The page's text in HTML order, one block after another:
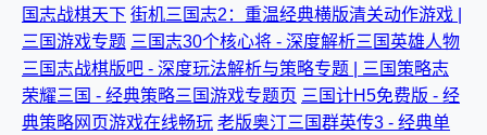
国志战棋天下 街机三国志2：重温经典横版清关动作游戏 |
三国游戏专题 三国志30个核心将 - 深度解析三国英雄人物
三国志战棋版吧 - 深度玩法解析与策略专题 | 三国策略志
荣耀三国 - 经典策略三国游戏专题页 三国计H5免费版 - 经
典策略网页游戏在线畅玩 老版奥汀三国群英传3 - 经典单